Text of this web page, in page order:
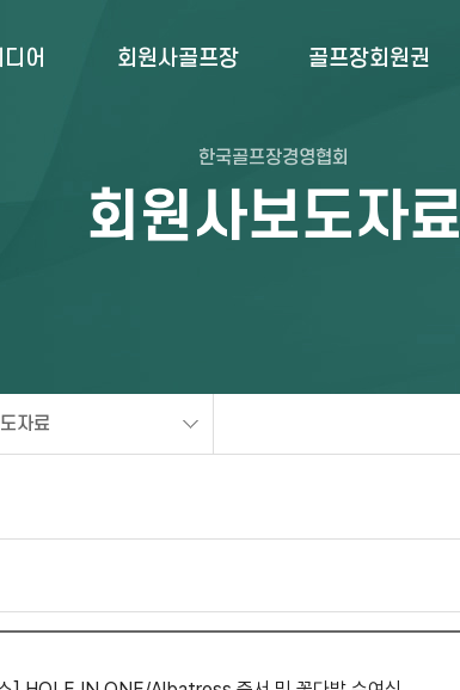
어 회원사골프장 골프장회원권
한국골프장경영협회
회원사보도자료
자료